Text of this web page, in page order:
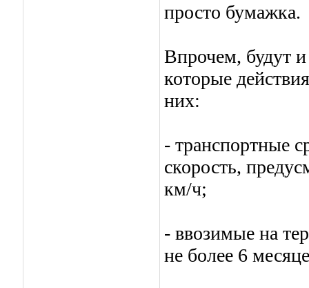
просто бумажка.
Впрочем, будут и
которые
них:
- транспортные
скорость,
км/ч;
- ввозимые на
не более 6